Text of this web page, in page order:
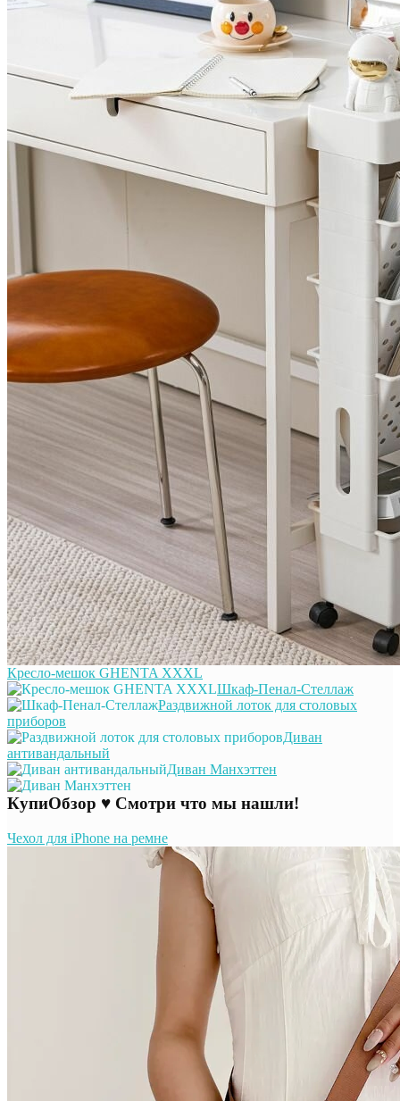
Кресло-мешок GHENTA XXXL
Шкаф-Пенал-Стеллаж
Раздвижной лоток для столовых
приборов
Диван
антивандальный
Диван Манхэттен
КупиОбзор ♥ Смотри что мы нашли!
Чехол для iPhone на ремне